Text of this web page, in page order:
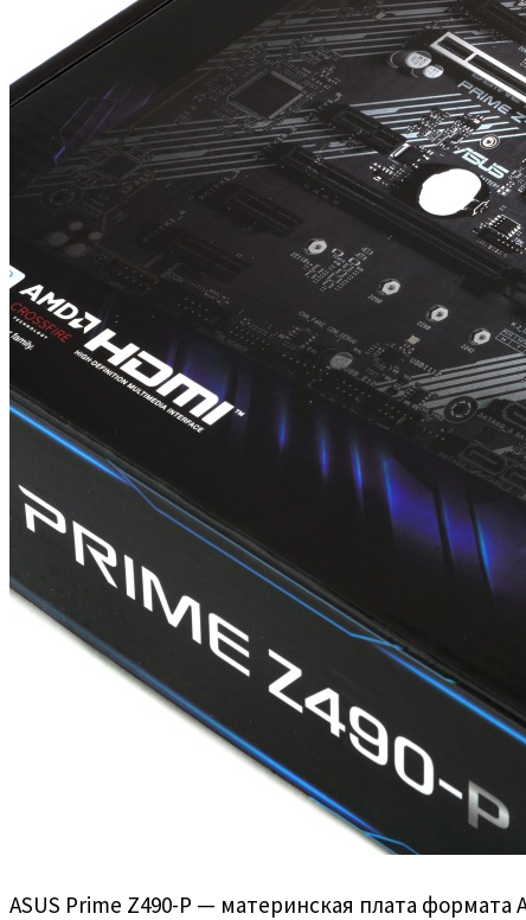
ASUS Prime Z490-P — материнская плата формата